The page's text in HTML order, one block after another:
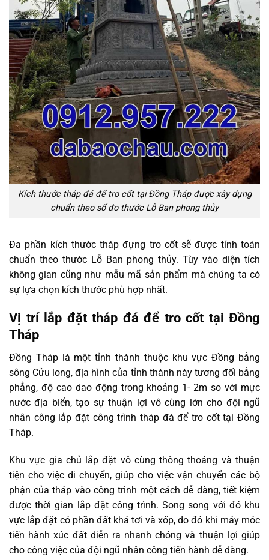
Kích thước tháp đá để tro cốt tại Đồng Tháp được xây dựng
chuẩn theo số đo thước Lỗ Ban phong thủy
Đa phần kích thước tháp đựng tro cốt sẽ được tính toán
chuẩn theo thước Lỗ Ban phong thủy. Tùy vào diện tích
không gian cũng như mẫu mã sản phẩm mà chúng ta có
sự lựa chọn kích thước phù hợp nhất.
Vị trí lắp đặt tháp đá để tro cốt tại Đồng
Tháp
Đồng Tháp là một tỉnh thành thuộc khu vực Đồng bằng
sông Cửu long, địa hình của tỉnh thành này tương đối bằng
phẳng, độ cao dao động trong khoảng 1- 2m so với mực
nước địa biển, tạo sự thuận lợi vô cùng lớn cho đội ngũ
nhân công lắp đặt công trình tháp đá để tro cốt tại Đồng
Tháp.
Khu vực gia chủ lắp đặt vô cùng thông thoáng và thuận
tiện cho việc di chuyển, giúp cho việc vận chuyển các bộ
phận của tháp vào công trình một cách dễ dàng, tiết kiệm
được thời gian lắp đặt công trình. Song song với đó khu
vực lắp đặt có phần đất khá tơi và xốp, do đó khi máy móc
tiến hành xúc đất diễn ra nhanh chóng và thuận lợi giúp
cho công việc của đội ngũ nhân công tiến hành dễ dàng.